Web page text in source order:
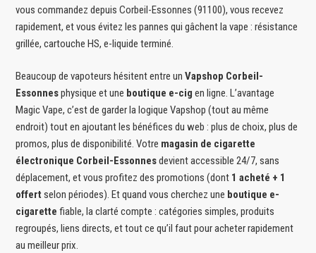
vous commandez depuis Corbeil-Essonnes (91100), vous recevez
rapidement, et vous évitez les pannes qui gâchent la vape : résistance
grillée, cartouche HS, e-liquide terminé.
Beaucoup de vapoteurs hésitent entre unVapshop Corbeil-
Essonnesphysique et une boutique e-cig en ligne. L’avantage
Magic Vape, c’est de garder la logique Vapshop (tout au même
endroit) tout en ajoutant les bénéfices du web : plus de choix, plus de
promos, plus de disponibilité. Votre magasin de cigarette
électronique Corbeil-Essonnesdevient accessible 24/7, sans
déplacement, et vous profitez des promotions (dont 1 acheté + 1
offert selon périodes). Et quand vous cherchez une boutique e-
cigarette fiable, la clarté compte : catégories simples, produits
regroupés, liens directs, et tout ce qu’il faut pour acheter rapidement
au meilleur prix.